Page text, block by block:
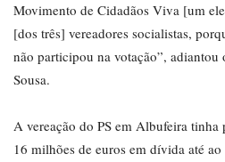
Movimento de Cidadãos Viva [um
[dos três] vereadores socialistas,
não participou na votação”, adiantou
Sousa.
A vereação do PS em Albufeira tinha
16 milhões de euros em dívida até